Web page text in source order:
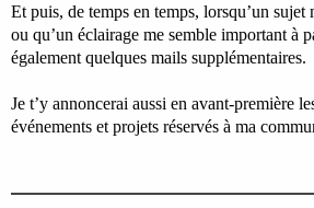
Et puis, de temps en temps, lorsqu’un sujet
ou qu’un éclairage me semble important à
également quelques mails supplémentaires.
Je t’y annoncerai aussi en avant-première
événements et projets réservés à ma